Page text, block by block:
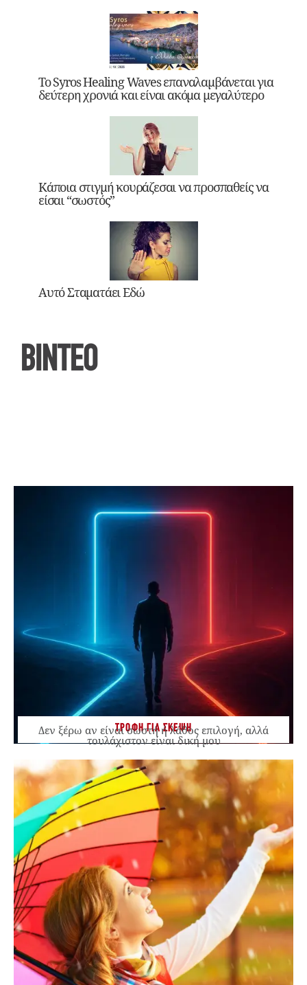
Το Syros Healing Waves επαναλαμβάνεται για
δεύτερη χρονιά και είναι ακόμα μεγαλύτερο
Κάποια στιγμή κουράζεσαι να προσπαθείς να
είσαι “σωστός”
Αυτό Σταματάει Εδώ
ΒΙΝΤΕΟ
ΤΡΟΦΗ ΓΙΑ ΣΚΕΨΗ
Δεν ξέρω αν είναι σωστή ή λάθος επιλογή, αλλά
τουλάχιστον είναι δική μου